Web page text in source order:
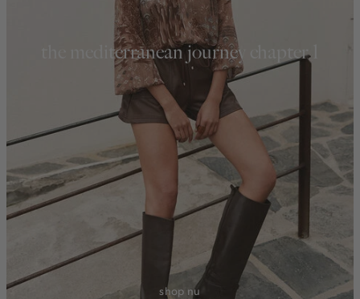
the mediterranean journey chapter 1
shop nu